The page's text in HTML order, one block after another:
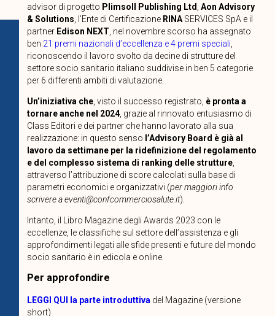
advisor di progetto Plimsoll Publishing Ltd Aon Advisory
& Solutions , l’Ente di Certificazione RINASERVICES SpA e il
partner Edison NEXT , nel novembre scorso ha assegnato
ben 21 premi nazionali d’eccellenza e 4 premi speciali
riconoscendo il lavoro svolto da decine di strutture del
settore socio sanitario italiano suddivise in ben 5 categorie
per 6 differenti ambiti di valutazione.
Un’iniziativa che, visto il successo registrato, è pronta a
tornare anche nel 2024, grazie al rinnovato entusiasmo di
Class Editori e dei partner che hanno lavorato alla sua
realizzazione: in questo senso l’Advisory Board è già al
lavoro da settimane per la ridefinizione del regolamento
e del complesso sistema di ranking delle strutture,
attraverso l’attribuzione di score calcolati sulla base di
parametri economici e organizzativi (per maggiori info
scrivere a eventi@confcommerciosalute.it).
Intanto, il Libro Magazine degli Awards 2023 con le
eccellenze, le classifiche sul settore dell’assistenza e gli
approfondimenti legati alle sfide presenti e future del mondo
socio sanitario è in edicola e online.
Per approfondire
LEGGI QUI la parte introduttiva del Magazine (versione
short)